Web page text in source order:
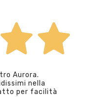
Aurora.
nella
per facilità